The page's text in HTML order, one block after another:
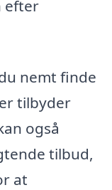
efter
nemt finde
tilbyder
også
tilbud,
at